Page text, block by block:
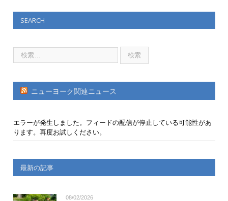
SEARCH
ニューヨーク関連ニュース
エラーが発生しました。フィードの配信が停止している可能性があ
ります。再度お試しください。
最新の記事
08/02/2026